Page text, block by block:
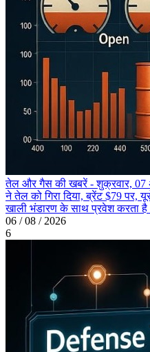
तेल और गैस की खबरें - शुक्रवार, 07
ने तेल को गिरा दिया, ब्रेंट $79 पर,
खाली भंडारण के साथ प्रवेश करता
06 / 08 / 2026
6